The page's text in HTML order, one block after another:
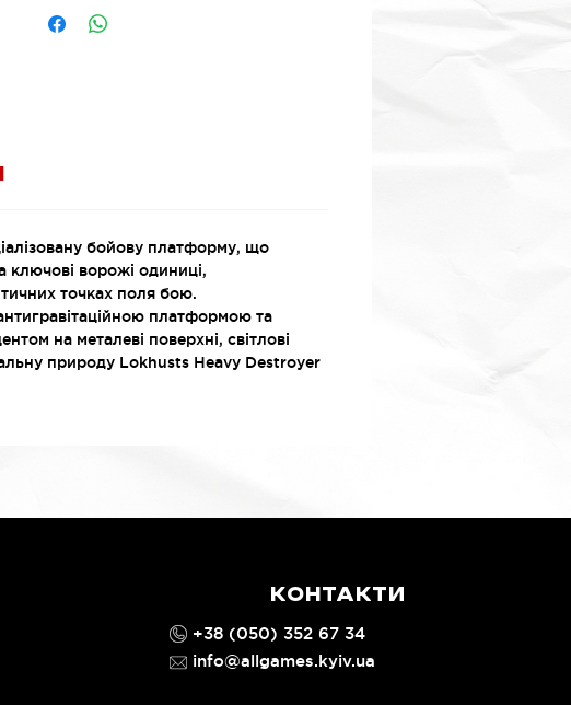
бойову платформу, що
ключові ворожі одиниці,
точках поля бою.
платформою та
на металеві поверхні, світлові
природу Lokhusts Heavy Destroyer
КОНТАКТИ
+38 (050) 352 67 34
info@allgames.kyiv.ua